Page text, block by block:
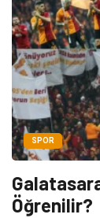
SPOR
Öğrenilir?